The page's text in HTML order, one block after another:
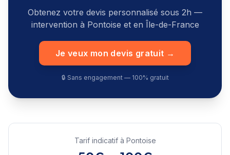
Obtenez votre devis personnalisé sous 2h —
intervention à Pontoise et en Île-de-France
Je veux mon devis gratuit →
🔒 Sans engagement — 100% gratuit
Tarif indicatif à Pontoise